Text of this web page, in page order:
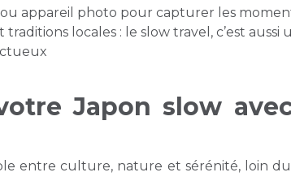
appareil photo pour capturer les
locales : le slow travel, c’est aussi
Japon slow
entre culture, nature et sérénité, loin